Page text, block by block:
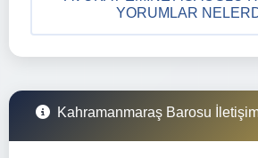
YORUMLAR
Kahramanmaraş Barosu